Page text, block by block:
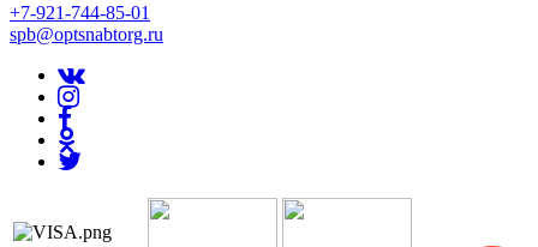
+7-921-744-85-01
spb@optsnabtorg.ru